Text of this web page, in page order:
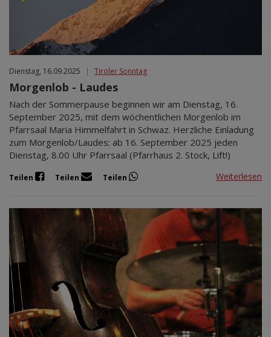
Dienstag, 16.09.2025 | Tiroler Sonntag
Morgenlob - Laudes
Nach der Sommerpause beginnen wir am Dienstag, 16.
September 2025, mit dem wöchentlichen Morgenlob im
Pfarrsaal Maria Himmelfahrt in Schwaz. Herzliche Einladung
zum Morgenlob/Laudes: ab 16. September 2025 jeden
Dienstag, 8.00 Uhr Pfarrsaal (Pfarrhaus 2. Stock, Lift!)
Teilen Teilen Teilen Weiterlesen